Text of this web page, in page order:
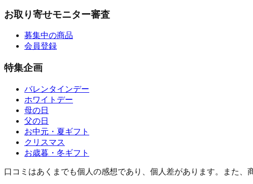
お取り寄せモニター審査
募集中の商品
会員登録
特集企画
バレンタインデー
ホワイトデー
母の日
父の日
お中元・夏ギフト
クリスマス
お歳暮・冬ギフト
口コミはあくまでも個人の感想であり、個人差があります。また、